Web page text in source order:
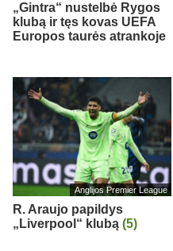
„Gintra“ nustelbė Rygos
klubą ir tęs kovas UEFA
Europos taurės atrankoje
Anglijos Premier League
R. Araujo papildys
„Liverpool“ klubą (5)